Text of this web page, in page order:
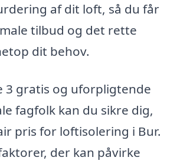
af dit loft, så du får
tilbud og det rette
dit behov.
3 gratis og uforpligtende
fagfolk kan du sikre dig,
pris for loftisolering i Bur.
der kan påvirke